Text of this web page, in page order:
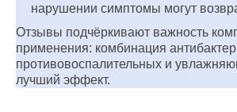
нарушении симптомы могут
Отзывы подчёркивают важность
применения: комбинация
противовоспалительных и
лучший эффект.